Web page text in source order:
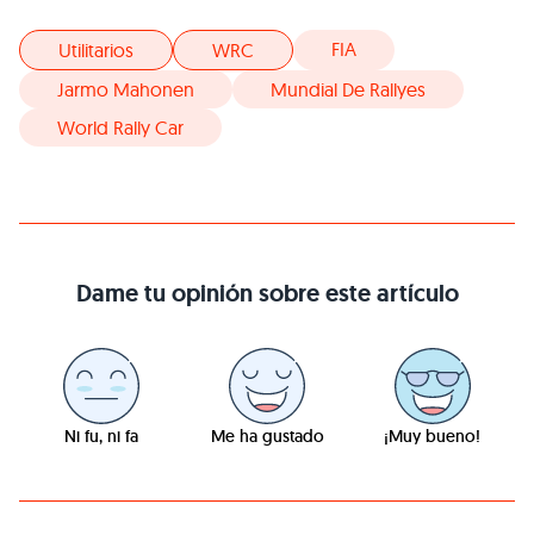
Utilitarios WRC
FIA
Jarmo Mahonen
Mundial De Rallyes
World Rally Car
Dame tu opinión sobre este artículo
Ni fu, ni fa Me ha gustado ¡Muy bueno!